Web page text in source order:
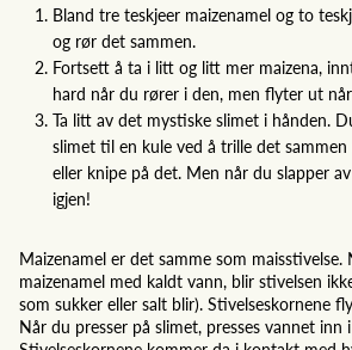
Bland tre teskjeer maizenamel og to
og rør det sammen.
Fortsett å ta i litt og litt mer maizena,
hard når du rører i den, men flyter ut
Ta litt av det mystiske slimet i hånden.
slimet til en kule ved å trille det
eller knipe på det. Men når du slapper
igjen!
Maizenamel er det samme som
maizenamel med kaldt vann, blir stivelsen
som sukker eller salt blir). Stivelseskornene
Når du presser på slimet, presses vannet inn